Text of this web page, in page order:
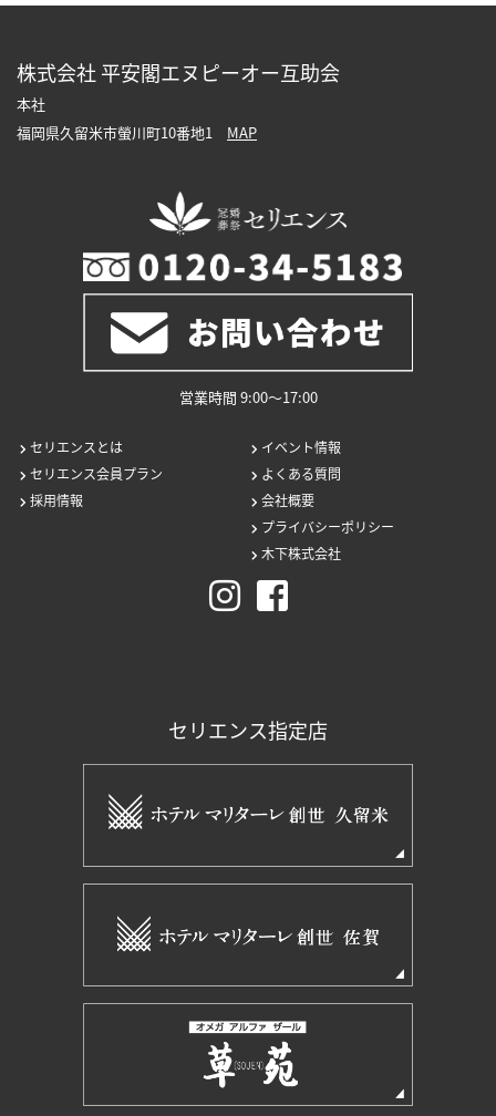
株式会社 平安閣エヌピーオー互助会
本社
福岡県久留米市螢川町10番地1 MAP
営業時間 9:00〜17:00
セリエンスとは
イベント情報
セリエンス会員プラン
よくある質問
採用情報
会社概要
プライバシーポリシー
木下株式会社
セリエンス指定店